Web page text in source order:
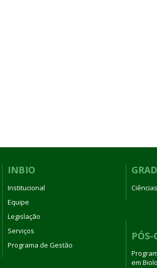
INBIO
Institucional
Equipe
Legislação
Serviços
Programa de Gestão
PÓS-
em